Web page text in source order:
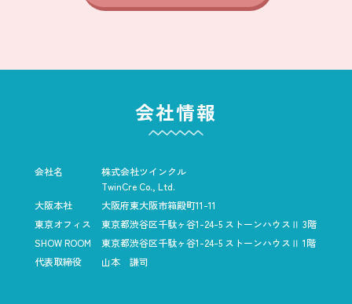
会社情報
会社名
株式会社ツインクル
TwinCre Co., Ltd.
大阪本社
大阪府東大阪市箱殿町11-11
東京オフィス
東京都渋谷区千駄ヶ谷1-24-5 ストーンハウスⅡ 3階
SHOW ROOM
東京都渋谷区千駄ヶ谷1-24-5 ストーンハウスⅡ 1階
代表取締役
山本 謙司